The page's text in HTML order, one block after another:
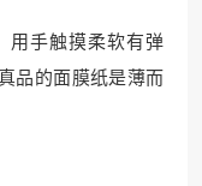
用手触摸柔软有弹
品的面膜纸是薄而